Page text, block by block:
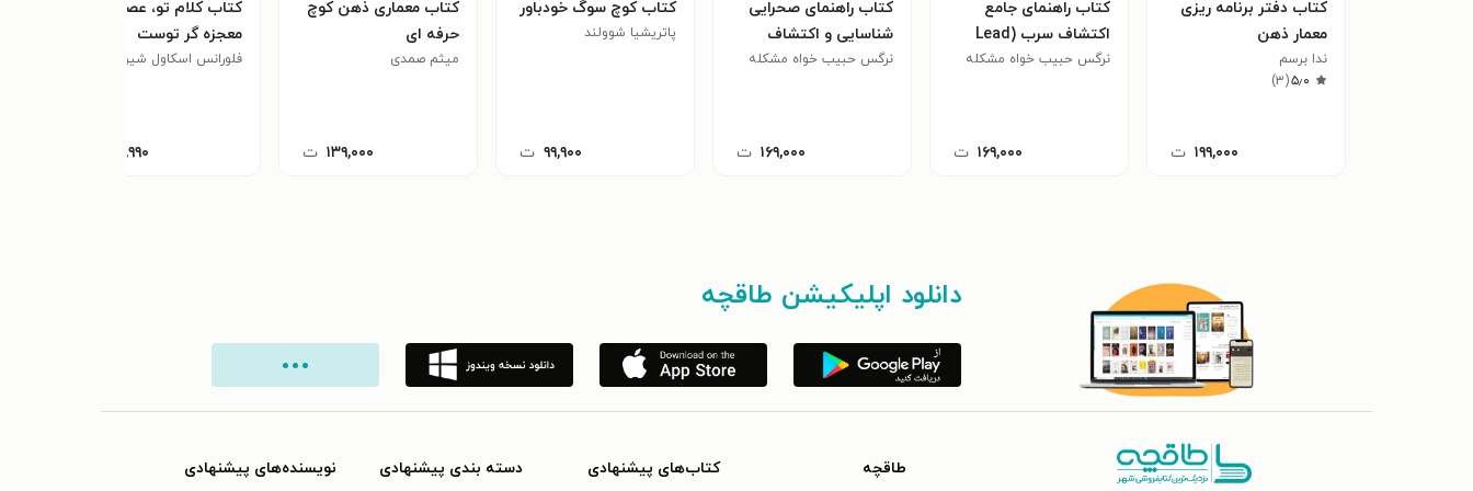
کتاب دفتر برنامه ریزی
معمار ذهن
ندا برسم
۵٫۰(۳)
۱۹۹,۰۰۰ ت
کتاب راهنمای جامع
اکتشاف سرب (Lead
Exploration) از مبانی تا
نرگس حبیب خواه مشکله
۱۶۹,۰۰۰ ت
کتاب راهنمای صحرایی
شناسایی و اکتشاف
کرومیت
نرگس حبیب خواه مشکله
۱۶۹,۰۰۰ ت
کتاب کوچ سوگ خودباور
پاتریشیا شوولند
۹۹,۹۰۰ ت
کتاب معماری ذهن کوچ
حرفه ای
میثم صمدی
۱۳۹,۰۰۰ ت
کتاب کلام تو، عصای
معجزه گر توست
فلورانس اسکاول شین
۲۶,۹۹۰
دانلود اپلیکیشن طاقچه
طاقچه کتاب‌های پیشنهادی دسته بندی پیشنهادی نویسنده‌های پیشنهادی